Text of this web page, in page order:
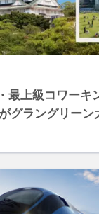
最上級コワーキ
グラングリーン